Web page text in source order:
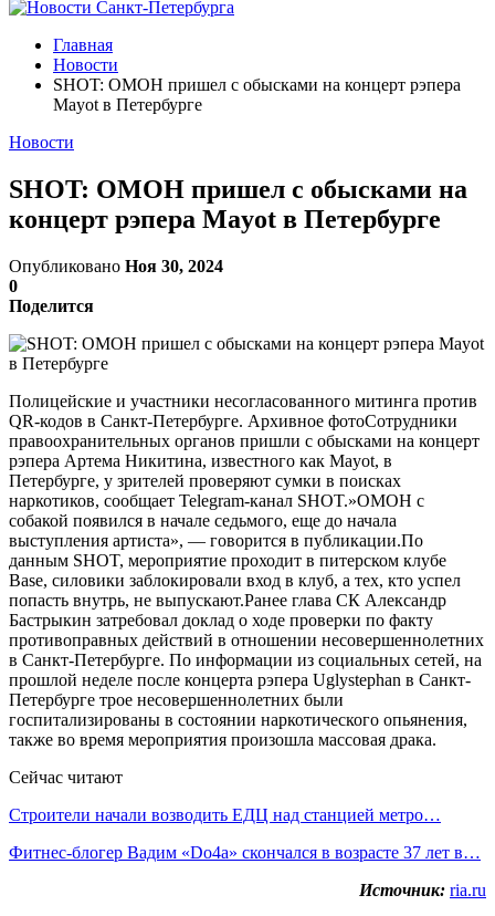
Главная
Новости
SHOT: ОМОН пришел с обысками на концерт рэпера
Mayot в Петербурге
Новости
SHOT: ОМОН пришел с обысками на
концерт рэпера Mayot в Петербурге
Опубликовано Ноя 30, 2024
0
Поделится
Полицейские и участники несогласованного митинга против
QR-кодов в Санкт-Петербурге. Архивное фотоСотрудники
правоохранительных органов пришли с обысками на концерт
рэпера Артема Никитина, известного как Mayot, в
Петербурге, у зрителей проверяют сумки в поисках
наркотиков, сообщает Telegram-канал SHOT.»ОМОН с
собакой появился в начале седьмого, еще до начала
выступления артиста», — говорится в публикации.По
данным SHOT, мероприятие проходит в питерском клубе
Base, силовики заблокировали вход в клуб, а тех, кто успел
попасть внутрь, не выпускают.Ранее глава СК Александр
Бастрыкин затребовал доклад о ходе проверки по факту
противоправных действий в отношении несовершеннолетних
в Санкт-Петербурге. По информации из социальных сетей, на
прошлой неделе после концерта рэпера Uglystephan в Санкт-
Петербурге трое несовершеннолетних были
госпитализированы в состоянии наркотического опьянения,
также во время мероприятия произошла массовая драка.
Сейчас читают
Строители начали возводить ЕДЦ над станцией метро…
Фитнес-блогер Вадим «Do4a» скончался в возрасте 37 лет в…
Источник: ria.ru